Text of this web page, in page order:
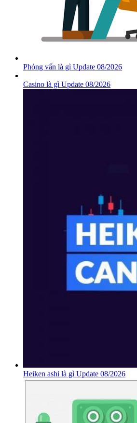
Phỏng vấn là gì Update 08/2026
Casino là gì Update 08/2026
Heiken ashi là gì Update 08/2026